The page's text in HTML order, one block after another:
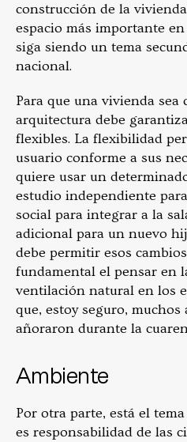
construcción de la
espacio más importante
siga siendo un tema
nacional.
Para que una vivienda sea
arquitectura debe
flexibles. La flexibilidad
usuario conforme a sus
quiere usar un
estudio independiente
social para integrar a la
adicional para un nuevo
debe permitir esos
fundamental el pensar en
ventilación natural en los
que, estoy seguro,
añoraron durante la
Ambiente
Por otra parte, está el
es responsabilidad de las